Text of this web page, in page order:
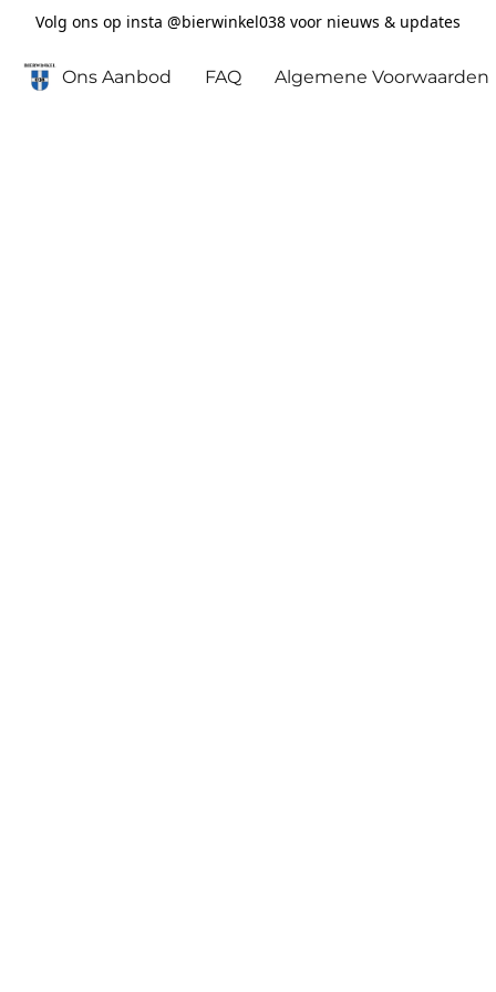
Volg ons op insta @bierwinkel038 voor nieuws & updates
Ons Aanbod FAQ Algemene Voorwaarden